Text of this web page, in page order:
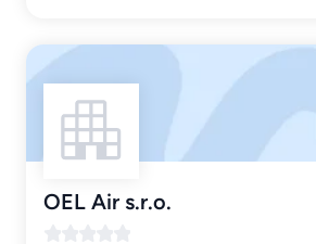
OEL Air s.r.o.